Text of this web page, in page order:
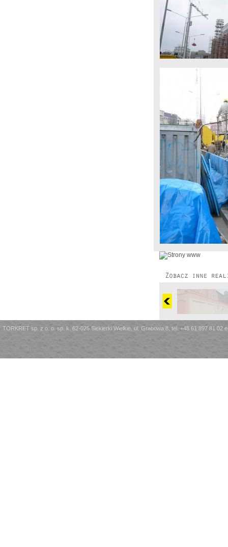
TORKRET sp. z o. o. sp. k. 62-025 Siekierki Wielkie, ul. Grabowa 8, tel. +48 61 897 81 02